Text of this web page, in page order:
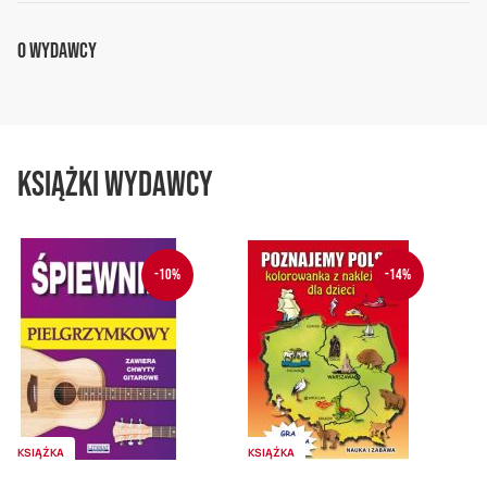
O Wydawcy
Książki wydawcy
-10%
KSIĄŻKA
-14%
KSIĄŻKA